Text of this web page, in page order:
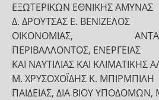
ΕΞΩΤΕΡΙΚΩΝ ΕΘΝΙΚΗΣ ΑΜΥΝΑΣ
Δ. ΔΡΟΥΤΣΑΣ Ε. ΒΕΝΙΖΕΛΟΣ
ΟΙΚΟΝΟΜΙΑΣ,
ΠΕΡΙΒΑΛΛΟΝΤΟΣ, ΕΝΕΡΓΕΙΑΣ
ΚΑΙ ΝΑΥΤΙΛΙΑΣ ΚΑΙ ΚΛΙΜΑΤΙΚΗΣ
Μ. ΧΡΥΣΟΧΟΪΔΗΣ Κ. ΜΠΙΡΜΠΙΛΗ
ΠΑΙΔΕΙΑΣ, ΔΙΑ ΒΙΟΥ